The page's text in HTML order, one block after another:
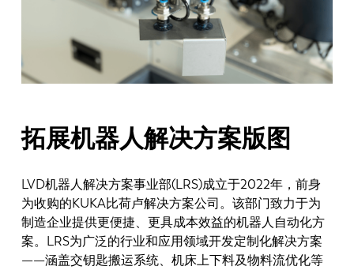
拓展机器人解决方案版图
LVD机器人解决方案事业部(LRS)成立于2022年，前身
为收购的KUKA比荷卢解决方案公司。该部门致力于为
制造企业提供更便捷、更具成本效益的机器人自动化方
案。LRS为广泛的行业和应用领域开发定制化解决方案
——涵盖交钥匙搬运系统、机床上下料及物料流优化等
FR DE
IT ES
PT-PT PL